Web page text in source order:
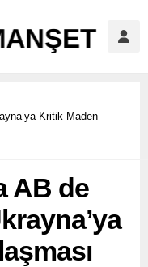
Kritik Maden
AB de